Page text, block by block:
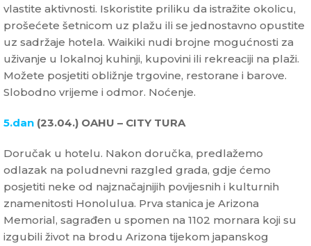
vlastite aktivnosti. Iskoristite priliku da istražite okolicu,
prošećete šetnicom uz plažu ili se jednostavno opustite
uz sadržaje hotela. Waikiki nudi brojne mogućnosti za
uživanje u lokalnoj kuhinji, kupovini ili rekreaciji na plaži.
Možete posjetiti obližnje trgovine, restorane i barove.
Slobodno vrijeme i odmor. Noćenje.
5.dan (23.04.) OAHU – CITY TURA
Doručak u hotelu. Nakon doručka, predlažemo
odlazak na poludnevni razgled grada, gdje ćemo
posjetiti neke od najznačajnijih povijesnih i kulturnih
znamenitosti Honolulua. Prva stanica je Arizona
Memorial, sagrađen u spomen na 1102 mornara koji su
izgubili život na brodu Arizona tijekom japanskog